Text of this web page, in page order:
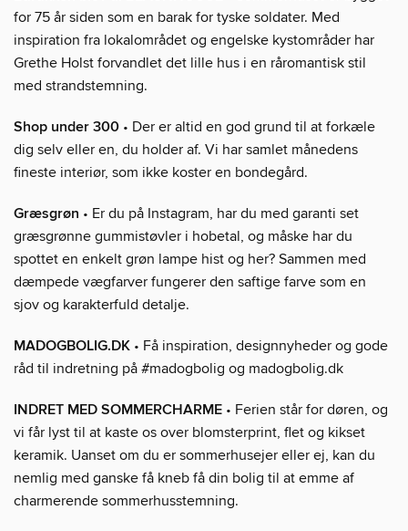
for 75 år siden som en barak for tyske soldater. Med
inspiration fra lokalområdet og engelske kystområder har
Grethe Holst forvandlet det lille hus i en råromantisk stil
med strandstemning.
Shop under 300 • Der er altid en god grund til at forkæle
dig selv eller en, du holder af. Vi har samlet månedens
fineste interiør, som ikke koster en bondegård.
Græsgrøn • Er du på Instagram, har du med garanti set
græsgrønne gummistøvler i hobetal, og måske har du
spottet en enkelt grøn lampe hist og her? Sammen med
dæmpede vægfarver fungerer den saftige farve som en
sjov og karakterfuld detalje.
MADOGBOLIG.DK • Få inspiration, designnyheder og gode
råd til indretning på #madogbolig og madogbolig.dk
INDRET MED SOMMERCHARME • Ferien står for døren, og
vi får lyst til at kaste os over blomsterprint, flet og kikset
keramik. Uanset om du er sommerhusejer eller ej, kan du
nemlig med ganske få kneb få din bolig til at emme af
charmerende sommerhusstemning.